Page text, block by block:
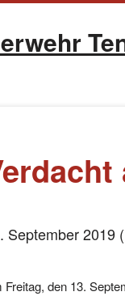
September 2019
Freitag, den 13.